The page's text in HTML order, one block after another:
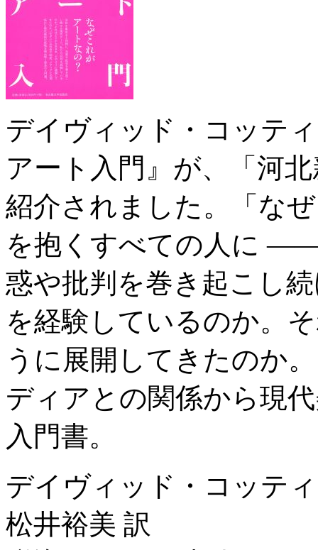
デイヴィッド・コッテ
アート入門』が、「河
紹介されました。「な
を抱くすべての人に
惑や批判を巻き起こし
を経験しているのか。
うに展開してきたのか
ディアとの関係から現
入門書。
デイヴィッド・コッテ
松井裕美 訳